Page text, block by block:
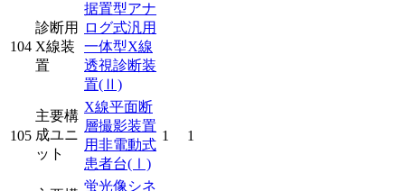
104
診断用
X線装
置
据置型アナ
ログ式汎用
一体型X線
透視診断装
置(Ⅱ)
105
主要構
成ユニ
ット
X線平面断
層撮影装置
用非電動式
患者台(Ⅰ)
1 1
蛍光像シネ